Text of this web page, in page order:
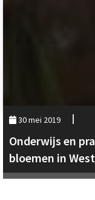
30 mei 2019
Onderwijs en
bloemen in